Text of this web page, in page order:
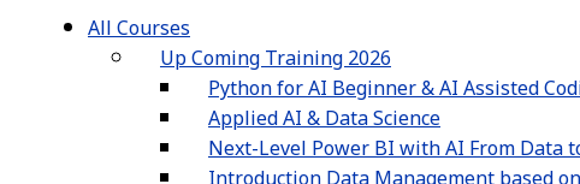
All Courses
Up Coming Training 2026
Python for AI Beginner & AI Assisted
Applied AI & Data Science
Next-Level Power BI with AI From Data
Introduction Data Management based